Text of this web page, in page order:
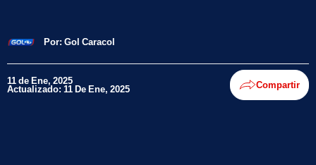
Por: Gol Caracol
11 de Ene, 2025
Actualizado: 11 De Ene, 2025 Compartir